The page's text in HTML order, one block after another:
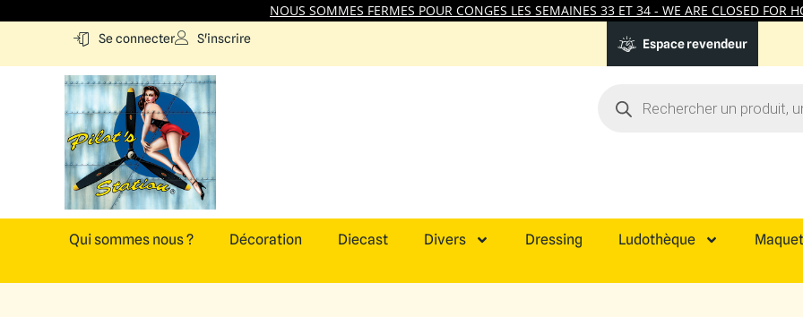
NOUS SOMMES FERMES POUR CONGES LES SEMAINES 33 ET 34 - WE ARE CLOSED FOR
Se connecter S'inscrire Espace revendeur
Qui sommes nous ? Décoration Diecast Divers Dressing Ludothèque